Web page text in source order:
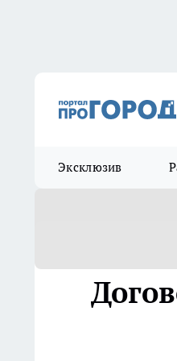
Эксклюзив